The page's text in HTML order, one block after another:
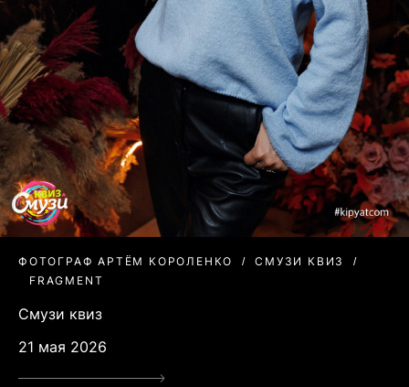
ФОТОГРАФ АРТЁМ КОРОЛЕНКО
СМУЗИ КВИЗ
FRAGMENT
Смузи квиз
21 мая 2026